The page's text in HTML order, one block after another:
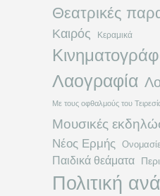
Θεατρικές
Καιρός Κεραμικά
Λαογραφία
Με τους οφθαλμούς του
Μουσικές
Νέος Ερμής
Παιδικά θεάματα
Πολιτική